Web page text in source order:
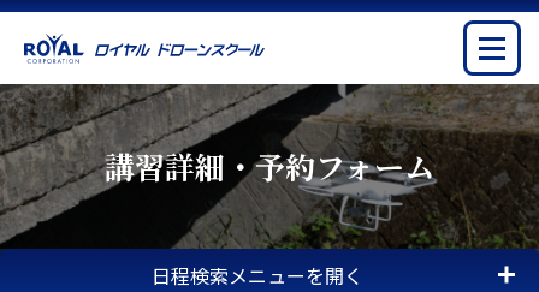
講習詳細・予約フォーム
日程検索メニューを開く